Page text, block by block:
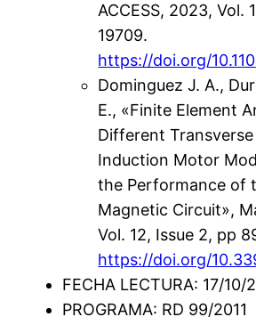
ACCESS, 2023, Vol.
19709.
https://doi.org/
Dominguez J. A.,
E., «Finite Element
Different
Induction Motor
the Performance of
Magnetic Circuit»,
Vol. 12, Issue 2, pp
https://doi.org/
FECHA LECTURA: 17/10/
PROGRAMA: RD 99/2011